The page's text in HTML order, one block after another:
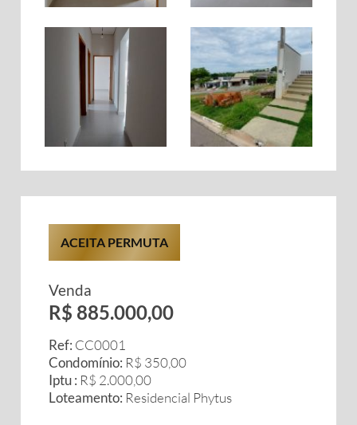
ACEITA PERMUTA
Venda
R$ 885.000,00
Ref: CC0001
Condomínio: R$ 350,00
Iptu : R$ 2.000,00
Loteamento: Residencial Phytus